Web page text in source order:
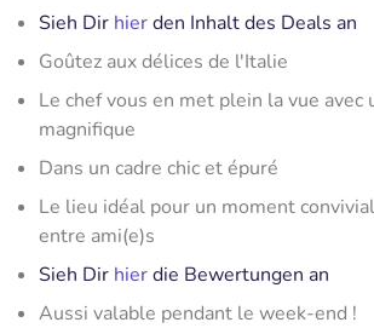
Sieh Dir hierden Inhalt des Deals an
Goûtez aux délices de l'Italie
Le chef vous en met plein la vue avec
magnifique
Dans un cadre chic et épuré
Le lieu idéal pour un moment
entre ami(e)s
Sieh Dir hierdie Bewertungen an
Aussi valable pendant le week-end !